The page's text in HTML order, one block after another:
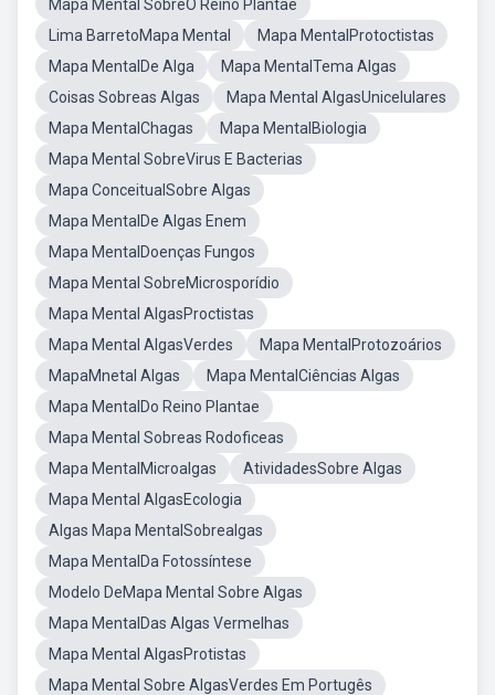
Mapa Mental SobreO Reino Plantae
Lima BarretoMapa Mental
Mapa MentalProtoctistas
Mapa MentalDe Alga
Mapa MentalTema Algas
Coisas Sobreas Algas
Mapa Mental AlgasUnicelulares
Mapa MentalChagas
Mapa MentalBiologia
Mapa Mental SobreVirus E Bacterias
Mapa ConceitualSobre Algas
Mapa MentalDe Algas Enem
Mapa MentalDoenças Fungos
Mapa Mental SobreMicrosporídio
Mapa Mental AlgasProctistas
Mapa Mental AlgasVerdes
Mapa MentalProtozoários
MapaMnetal Algas
Mapa MentalCiências Algas
Mapa MentalDo Reino Plantae
Mapa Mental Sobreas Rodoficeas
Mapa MentalMicroalgas
AtividadesSobre Algas
Mapa Mental AlgasEcologia
Algas Mapa MentalSobrealgas
Mapa MentalDa Fotossíntese
Modelo DeMapa Mental Sobre Algas
Mapa MentalDas Algas Vermelhas
Mapa Mental AlgasProtistas
Mapa Mental Sobre AlgasVerdes Em Portugês